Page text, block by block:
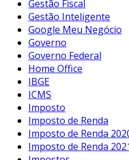
Gestão Fiscal
Gestão Inteligente
Google Meu Negócio
Governo
Governo Federal
Home Office
IBGE
ICMS
Imposto
Imposto de Renda
Imposto de Renda
Imposto de Renda